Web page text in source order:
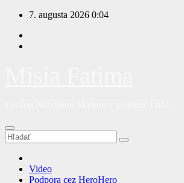
Prejsť
obsah
7. augusta 2026 0:04
Video
Podpora cez HeroHero